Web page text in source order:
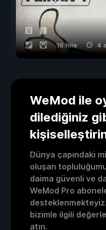
16 hile 4
WeMod ile
dilediğiniz
Dünya çapındaki
oluşan
daima güvenli ve
WeMod Pro
desteklenmekteyiz.
bizimle ilgili
atın.